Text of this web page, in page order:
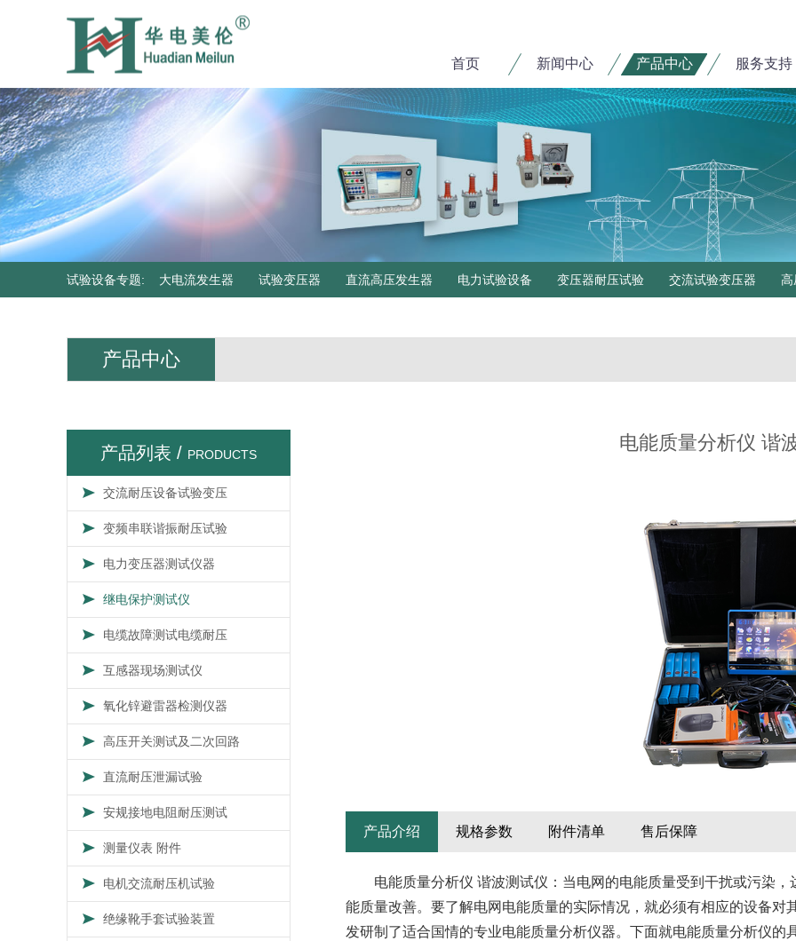
首页 新闻中心 产品中心 服务支持
试验设备专题: 大电流发生器 试验变压器 直流高压发生器 电力试验设备 变压器耐压试验 交流试验变压器 高
产品中心
产品列表 / PRODUCTS
交流耐压设备试验变压
变频串联谐振耐压试验
电力变压器测试仪器
继电保护测试仪
电缆故障测试电缆耐压
互感器现场测试仪
氧化锌避雷器检测仪器
高压开关测试及二次回路
直流耐压泄漏试验
安规接地电阻耐压测试
测量仪表 附件
电机交流耐压机试验
绝缘靴手套试验装置
电能质量分析仪 谐
产品介绍 规格参数 附件清单 售后保障
电能质量分析仪 谐波测试仪：当电网的电能质量受到 干扰或污染，
能质量改善。要了解电网电能质量的实际情况，就必须有相应的设备
发研制了适合国情的专业电能质量分析仪器。下面就电能质量分析仪的